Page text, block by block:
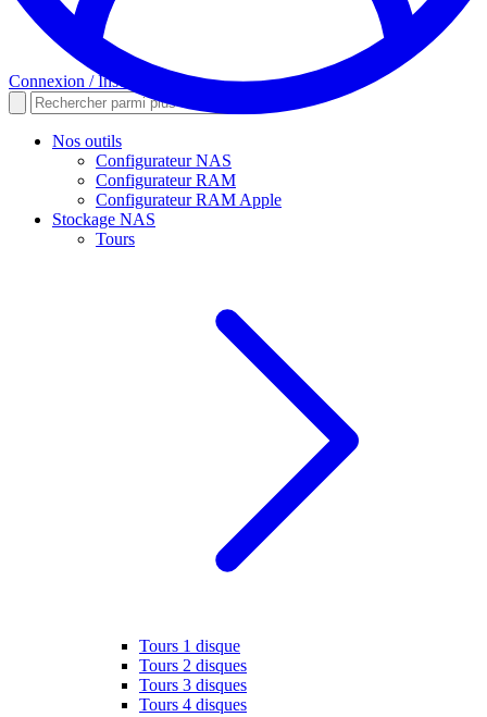
Connexion / Inscription
Nos outils
Configurateur NAS
Configurateur RAM
Configurateur RAM Apple
Stockage NAS
Tours
Tours 1 disque
Tours 2 disques
Tours 3 disques
Tours 4 disques